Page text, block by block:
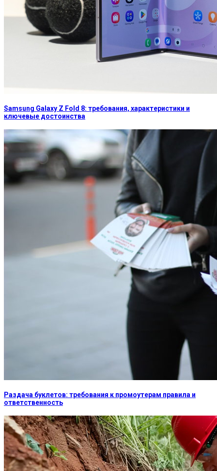
Samsung Galaxy Z Fold 8: требования, характеристики и
ключевые достоинства
Раздача буклетов: требования к промоутерам правила и
ответственность